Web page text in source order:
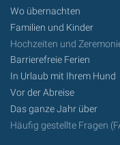
Wo übernachten
Familien und Kinder
Hochzeiten und
Barrierefreie Ferien
In Urlaub mit Ihrem Hund
Vor der Abreise
Das ganze Jahr über
Häufig gestellte Fragen